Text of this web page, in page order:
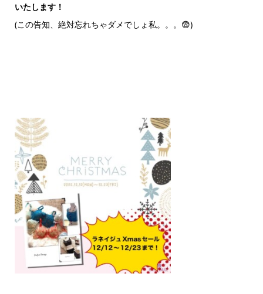
いたします！
(この告知、絶対忘れちゃダメでしょ私。。。😨)